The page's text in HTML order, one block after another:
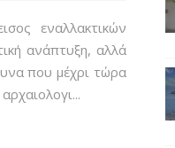
εναλλακτικών
ανάπτυξη, αλλά
που μέχρι τώρα